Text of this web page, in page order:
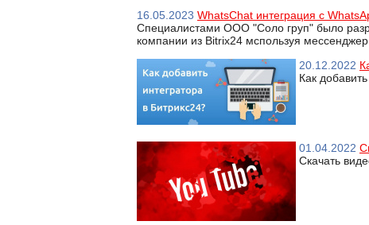
16.05.2023 WhatsChat интеграция с
Специалистами ООО "Соло груп" было
компании из Bitrix24 мспользуя мессенджер
20.12.2022
Как
01.04.2022
Скачать